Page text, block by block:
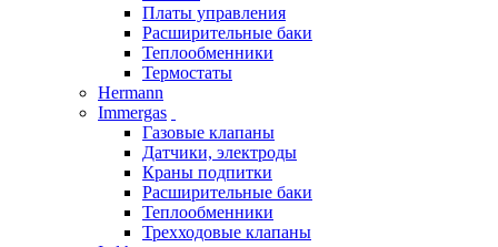
Платы управления
Расширительные баки
Теплообменники
Термостаты
Hermann
Immergas
Газовые клапаны
Датчики, электроды
Краны подпитки
Расширительные баки
Теплообменники
Трехходовые клапаны